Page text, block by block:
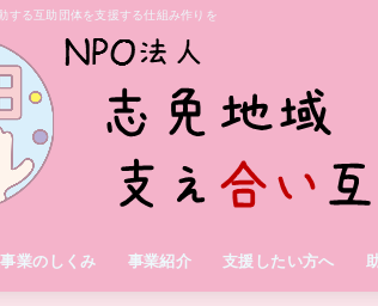
する互助団体を支援する仕組み作りを
業のしくみ 事業紹介 支援したい方へ